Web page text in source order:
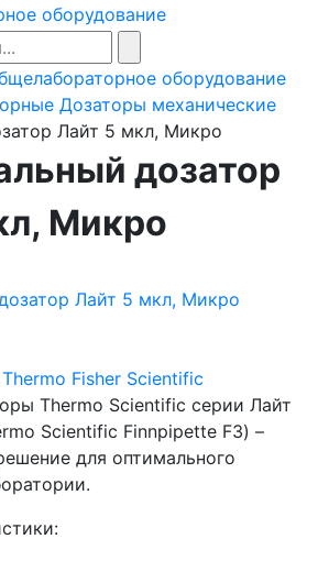
оборудование
оборудование
Дозаторы механические
Лайт 5 мкл, Микро
дозатор
Микро
Fisher Scientific
Thermo Scientific cерии Лайт
Scientific Finnpipette F3) –
для оптимального